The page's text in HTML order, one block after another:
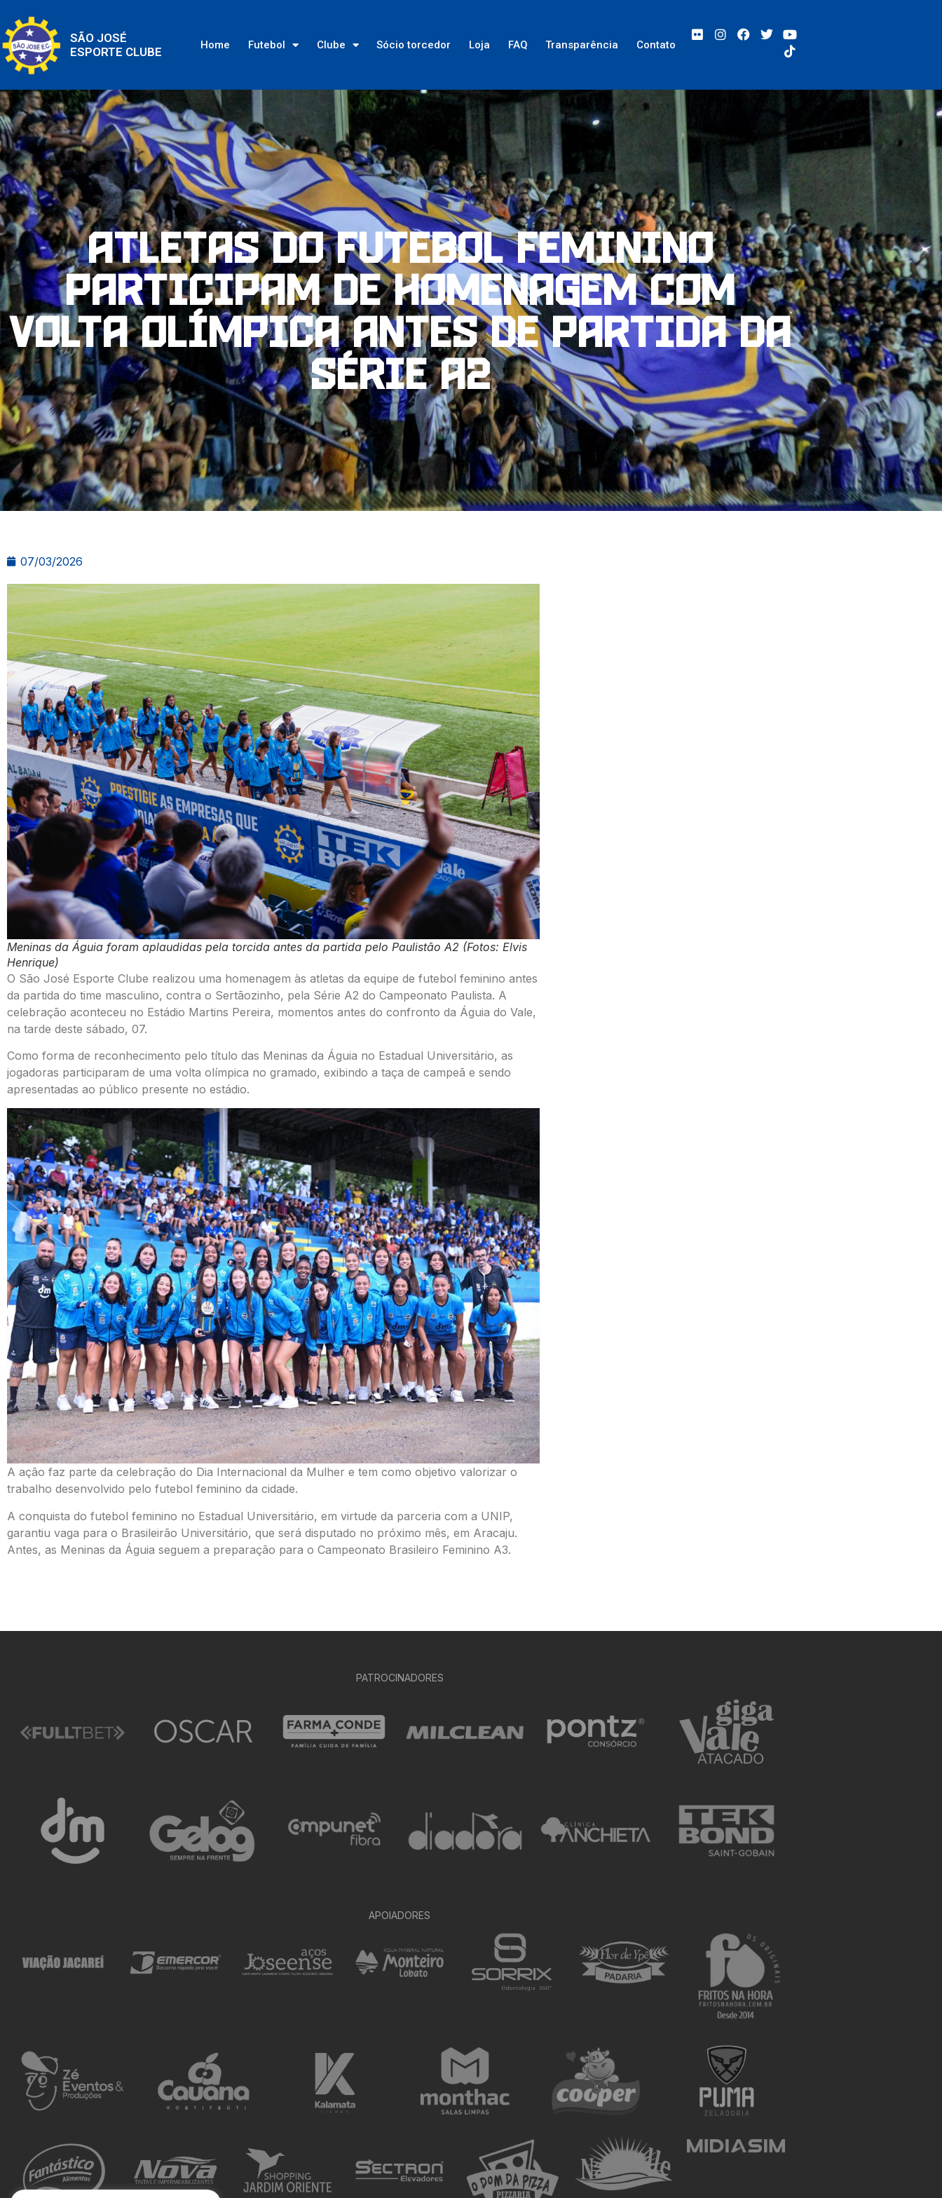
SÃO JOSÉ
ESPORTE CLUBE
Home Futebol Clube Sócio torcedor Loja FAQ Transparência Contato
Atletas do futebol feminino
participam de homenagem com
volta olímpica antes de partida da
Série A2
07/03/2026
Meninas da Águia foram aplaudidas pela torcida antes da partida pelo Paulistão A2 (Fotos: Elvis
Henrique)
O São José Esporte Clube realizou uma homenagem às atletas da equipe de futebol feminino antes
da partida do time masculino, contra o Sertãozinho, pela Série A2 do Campeonato Paulista. A
celebração aconteceu no Estádio Martins Pereira, momentos antes do confronto da Águia do Vale,
na tarde deste sábado, 07.
Como forma de reconhecimento pelo título das Meninas da Águia no Estadual Universitário, as
jogadoras participaram de uma volta olímpica no gramado, exibindo a taça de campeã e sendo
apresentadas ao público presente no estádio.
A ação faz parte da celebração do Dia Internacional da Mulher e tem como objetivo valorizar o
trabalho desenvolvido pelo futebol feminino da cidade.
A conquista do futebol feminino no Estadual Universitário, em virtude da parceria com a UNIP,
garantiu vaga para o Brasileirão Universitário, que será disputado no próximo mês, em Aracaju.
Antes, as Meninas da Águia seguem a preparação para o Campeonato Brasileiro Feminino A3.
PATROCINADORES
APOIADORES